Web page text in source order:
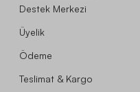
Destek Merkezi
Üyelik
Ödeme
Teslimat & Kargo